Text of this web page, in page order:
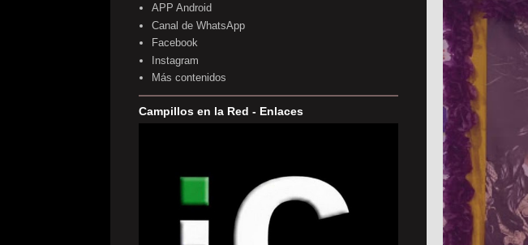
APP Android
Canal de WhatsApp
Facebook
Instagram
Más contenidos
Campillos en la Red - Enlaces